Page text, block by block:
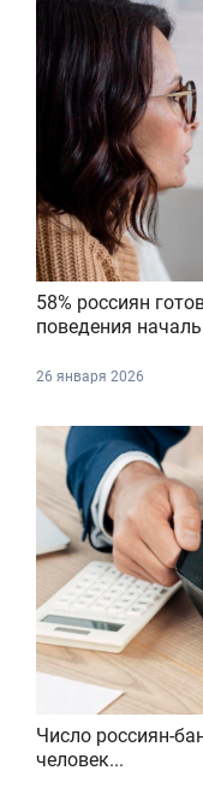
58% россиян
поведения
26 января 2026
Число россиян-
человек...